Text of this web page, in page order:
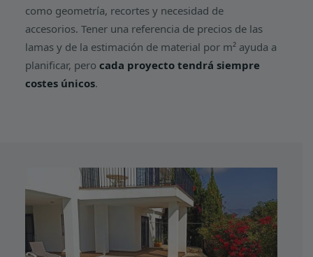
como geometría, recortes y necesidad de
accesorios. Tener una referencia de precios de las
lamas y de la estimación de material por m² ayuda a
planificar, pero cada proyecto tendrá siempre
costes únicos.